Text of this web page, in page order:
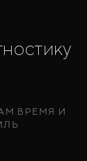
ВРЕМЯ И